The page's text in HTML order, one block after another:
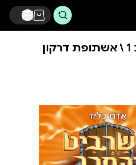
השרביט והחרב 1 \ אשתופת דרקון